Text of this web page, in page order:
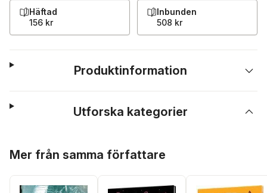
Häftad
156 kr
Inbunden
508 kr
Produktinformation
Utforska kategorier
Mer från samma författare